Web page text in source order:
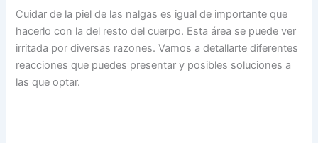
Cuidar de la piel de las nalgas es igual de importante que
hacerlo con la del resto del cuerpo. Esta área se puede ver
irritada por diversas razones. Vamos a detallarte diferentes
reacciones que puedes presentar y posibles soluciones a
las que optar.